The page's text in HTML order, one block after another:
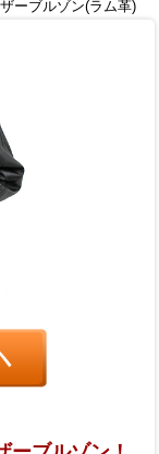
ーブルゾン(ラム革)